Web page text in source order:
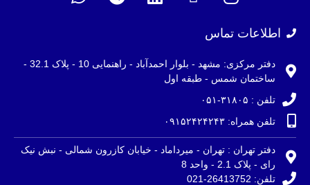
اطلاعات تماس
دفتر مرکزی: مشهد - بلوار احمدآباد - راهنمایی 10 - پلاک 32.1 -
ساختمان شمس - طبقه اول
تلفن : ۳۱۸۰۵-۰۵۱
تلفن همراه: ۰۹۱۵۲۴۲۴۲۴۳
دفتر تهران : تهران - میرداماد - خیابان کازرون شمالی - نبش نیک
رای - پلاک 2.1 - واحد 8
تلفن: 26413752-021